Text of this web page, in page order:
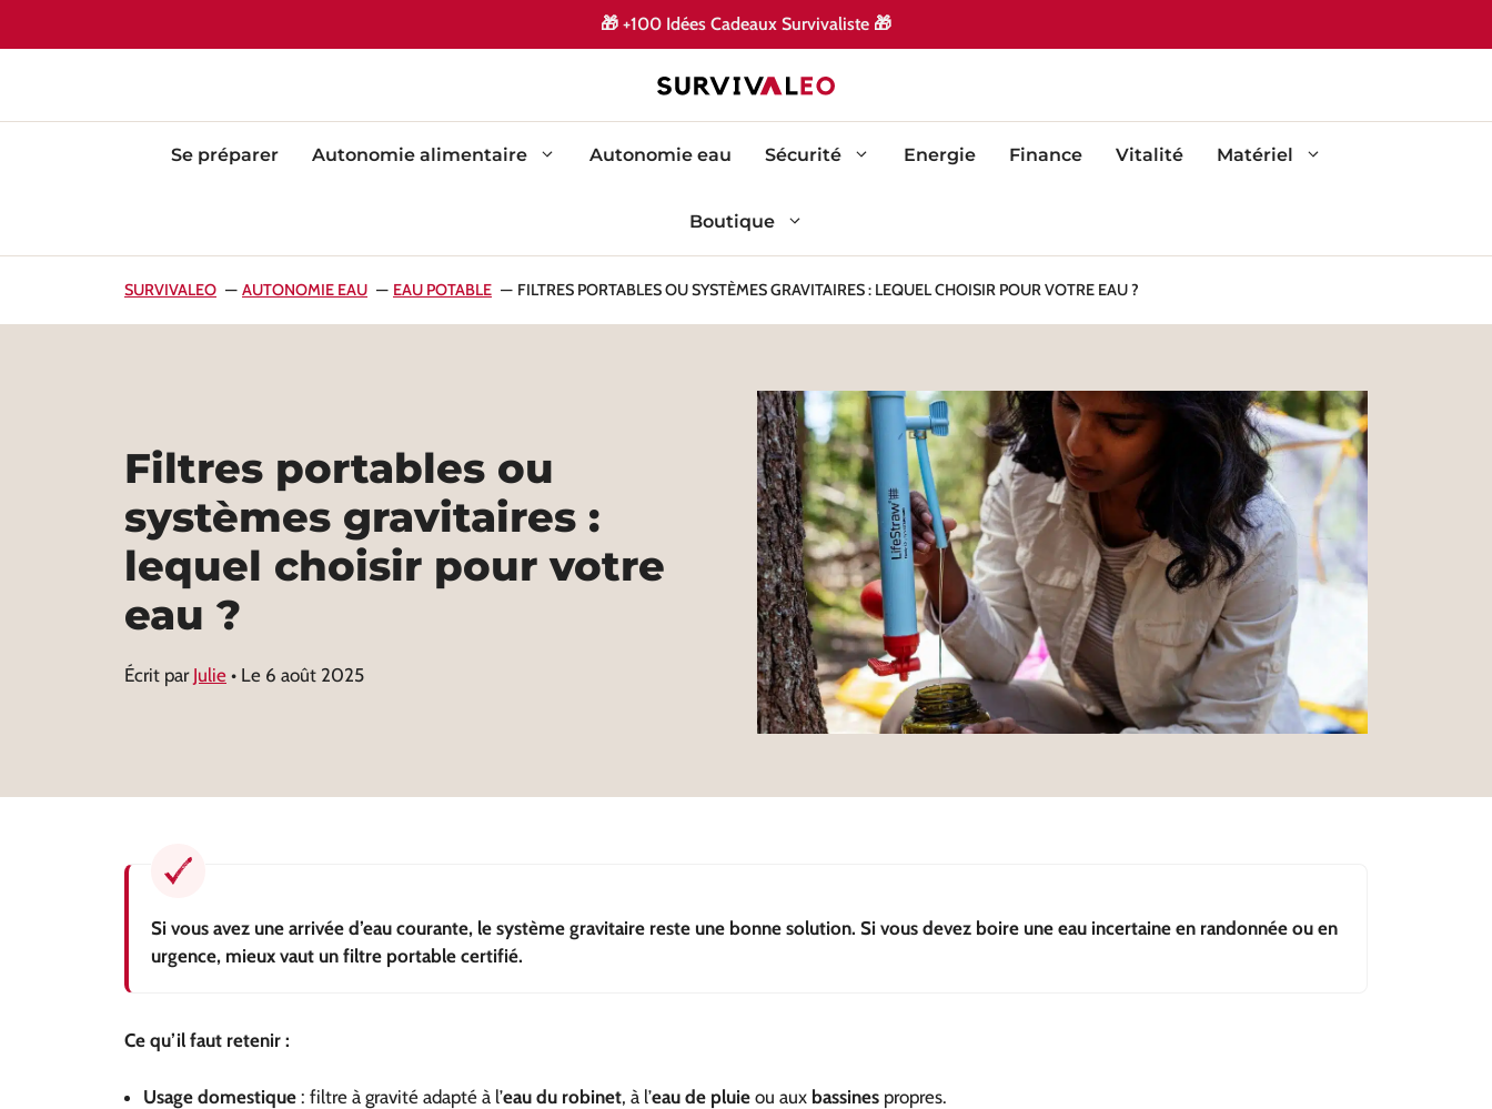
🎁 +100 Idées Cadeaux Survivaliste 🎁
Se préparer Autonomie alimentaire Autonomie eau Sécurité Energie Finance Vitalité Matériel
Boutique
SURVIVALEO AUTONOMIE EAU EAU POTABLE FILTRES PORTABLES OU SYSTÈMES GRAVITAIRES : LEQUEL CHOISIR POUR VOTRE EAU ?
Filtres portables ou
systèmes gravitaires :
lequel choisir pour votre
eau ?
Écrit par Julie • Le 6 août 2025
Si vous avez une arrivée d’eau courante, le système gravitaire reste une bonne solution. Si vous devez boire une eau incertaine en randonnée ou en
urgence, mieux vaut un filtre portable certifié.
Ce qu’il faut retenir :
Usage domestique : filtre à gravité adapté à l’eau du robinet, à l’eau de pluie ou aux bassines propres.